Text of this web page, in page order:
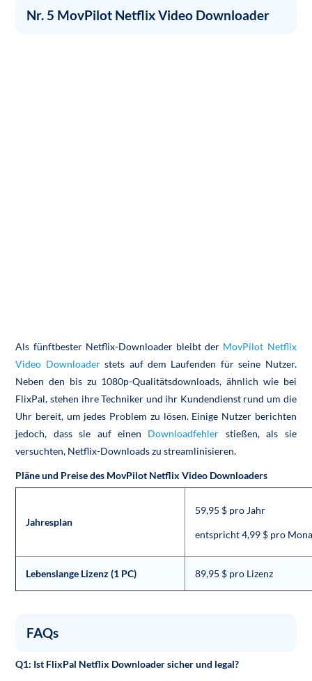
Nr. 5 MovPilot Netflix Video Downloader
Als fünftbester Netflix-Downloader bleibt der MovPilot Netflix
Video Downloaderstets auf dem Laufenden für seine Nutzer.
Neben den bis zu 1080p-Qualitätsdownloads, ähnlich wie bei
FlixPal, stehen ihre Techniker und ihr Kundendienst rund um die
Uhr bereit, um jedes Problem zu lösen. Einige Nutzer berichten
jedoch, dass sie auf einen Downloadfehler stießen, als sie
versuchten, Netflix-Downloads zu streamlinisieren.
Pläne und Preise des MovPilot Netflix Video Downloaders
Jahresplan
59,95 $ pro Jahr
entspricht 4,99 $ pro
Lebenslange Lizenz (1 PC) 89,95 $ pro Lizenz
FAQs
Q1: Ist FlixPal Netflix Downloader sicher und legal?